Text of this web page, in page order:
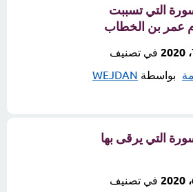
التي تسببت
عمر بن الخطاب
في تصنيف
بواسطة WEJDAN
التي يرقى بها
في تصنيف